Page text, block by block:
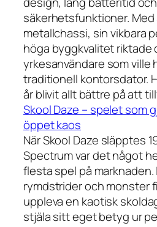
säkerhetsfunktioner.
metallchassi, sin vikbara
höga byggkvalitet riktade
yrkesanvändare som ville
traditionell kontorsdator.
år blivit allt bättre på att
Skool Daze – spelet som
öppet kaos
När Skool Daze släpptes
Spectrum var det något
flesta spel på
rymdstrider och monster
uppleva en kaotisk
stjäla sitt eget betyg ur